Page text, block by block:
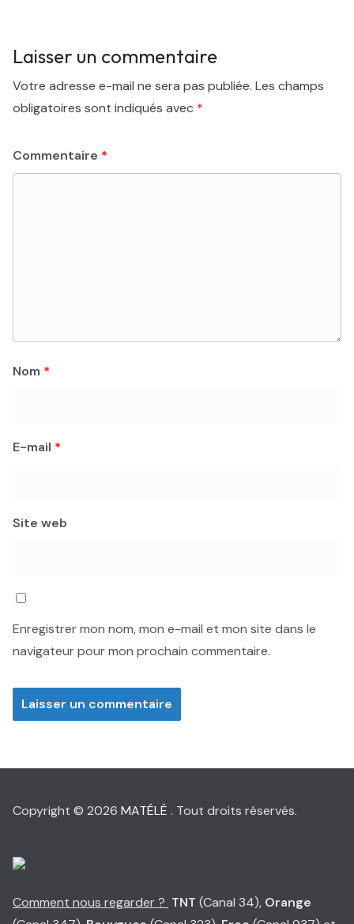
Laisser un commentaire
Votre adresse e-mail ne sera pas publiée. Les champs
obligatoires sont indiqués avec *
Commentaire *
Nom *
E-mail *
Site web
Enregistrer mon nom, mon e-mail et mon site dans le
navigateur pour mon prochain commentaire.
Copyright © 2026 MATÉLÉ . Tout droits réservés.
Comment nous regarder ? TNT (Canal 34), Orange